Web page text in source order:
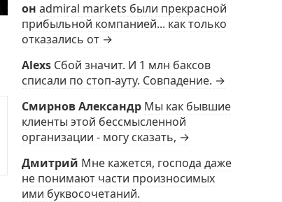
он admiral markets были прекрасной
прибыльной компанией... как только
отказались от →
Alexs Сбой значит. И 1 млн баксов
списали по стоп-ауту. Совпадение. →
Смирнов Александр Мы как бывшие
клиенты этой бессмысленной
организации - могу сказать, →
Дмитрий Мне кажется, господа даже
не понимают части произносимых
ими буквосочетаний.